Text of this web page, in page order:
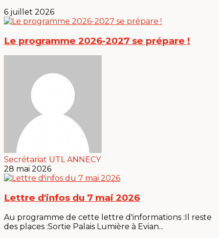
6 juillet 2026
Le programme 2026-2027 se prépare !
Secrétariat UTL ANNECY
28 mai 2026
Lettre d'infos du 7 mai 2026
Au programme de cette lettre d'informations :Il reste
des places :Sortie Palais Lumière à Evian...